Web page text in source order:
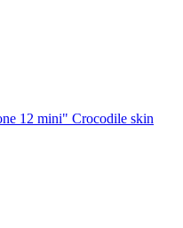
12 mini" Crocodile skin